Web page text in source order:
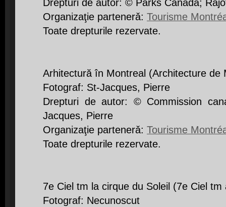
Drepturi de autor: © Parks Canada;
Organizaţie partenerǎ: Tourisme
Toate drepturile rezervate.
Arhitectură în Montreal (Architecture de
Fotograf: St-Jacques, Pierre
Drepturi de autor: © Commission
Jacques, Pierre
Organizaţie partenerǎ: Tourisme
Toate drepturile rezervate.
7e Ciel tm la cirque du Soleil (7e Ciel tm
Fotograf: Necunoscut